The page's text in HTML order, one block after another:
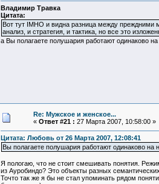
Владимир Травка
Цитата:
Вот тут IMHO и видна разница между
анализ, и стратегия, и тактика, но все это
а Вы полагаете полушария работают одинаково
Re: Мужское и женское...
« Ответ #21 : 27 Марта 2007, 10:58:00 »
Цитата: Любовь от 26 Марта 2007, 12:08:41
Вы полагаете полушария работают одинаково
Я пологаю, что не стоит смешивать понятия.
из Ауробиндо? Это объекты разных
Точто так же я бы не стал упоминать рядом